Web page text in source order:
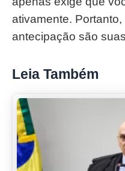
ativamente.
antecipação são
Leia Também